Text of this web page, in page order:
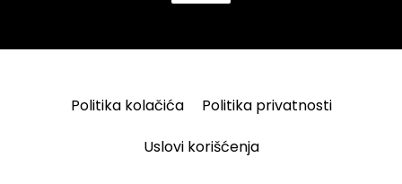
Politika kolačića
Politika privatnosti
Uslovi korišćenja